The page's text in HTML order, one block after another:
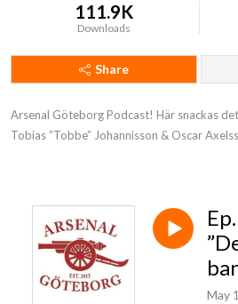
111.9K
Downloads
Share
Arsenal Göteborg Podcast! Här snackas
Tobias ”Tobbe” Johannisson & Oscar
May